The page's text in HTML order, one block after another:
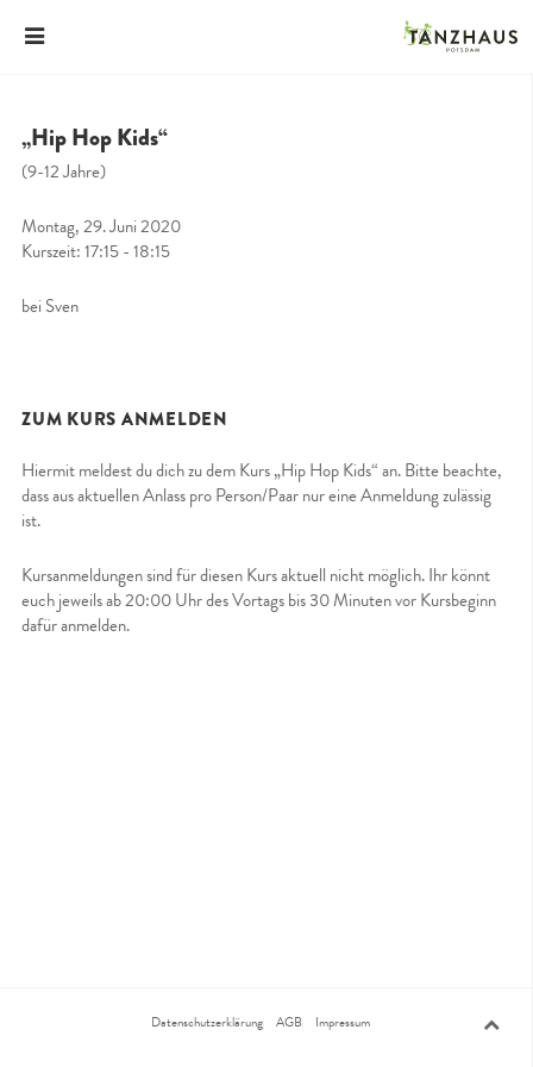
„Hip Hop Kids“
(9-12 Jahre)
Montag, 29. Juni 2020
Kurszeit: 17:15 - 18:15
bei Sven
ZUM KURS ANMELDEN
Hiermit meldest du dich zu dem Kurs „Hip Hop Kids“ an. Bitte beachte,
dass aus aktuellen Anlass pro Person/Paar nur eine Anmeldung zulässig
ist.
Kursanmeldungen sind für diesen Kurs aktuell nicht möglich. Ihr könnt
euch jeweils ab 20:00 Uhr des Vortags bis 30 Minuten vor Kursbeginn
dafür anmelden.
Datenschutzerklärung AGB Impressum